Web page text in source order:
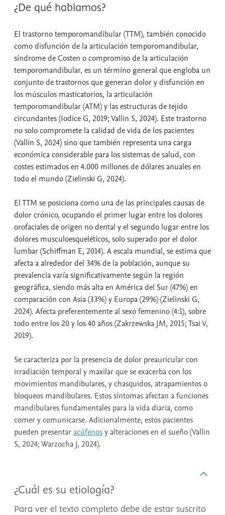
¿De qué hablamos?
El trastorno temporomandibular (TTM), también conocido
como disfunción de la articulación temporomandibular,
síndrome de Costen o compromiso de la articulación
temporomandibular, es un término general que engloba un
conjunto de trastornos que generan dolor y disfunción en
los músculos masticatorios, la articulación
temporomandibular (ATM) y las estructuras de tejido
circundantes (Iodice G, 2019; Vallin S, 2024). Este trastorno
no solo compromete la calidad de vida de los pacientes
(Vallin S, 2024) sino que también representa una carga
económica considerable para los sistemas de salud, con
costes estimados en 4.000 millones de dólares anuales en
todo el mundo (Zielinski G, 2024).
El TTM se posiciona como una de las principales causas de
dolor crónico, ocupando el primer lugar entre los dolores
orofaciales de origen no dental y el segundo lugar entre los
dolores musculoesqueléticos, solo superado por el dolor
lumbar (Schiffman E, 2014). A escala mundial, se estima que
afecta a alrededor del 34% de la población, aunque su
prevalencia varía significativamente según la región
geográfica, siendo más alta en América del Sur (47%) en
comparación con Asia (33%) y Europa (29%) (Zielinski G,
2024). Afecta preferentemente al sexo femenino (4:1), sobre
todo entre los 20 y los 40 años (Zakrzewska JM, 2015; Tsai V,
2019).
Se caracteriza por la presencia de dolor preauricular con
irradiación temporal y maxilar que se exacerba con los
movimientos mandibulares, y chasquidos, atrapamientos o
bloqueos mandibulares. Estos síntomas afectan a funciones
mandibulares fundamentales para la vida diaria, como
comer y comunicarse. Adicionalmente, estos pacientes
pueden presentaracúfenosy alteraciones en el sueño (Vallin
S, 2024; Warzocha J, 2024).
¿Cuál es su etiología?
Para ver el texto completo debe de estar suscrito